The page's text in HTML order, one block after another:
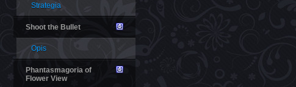
Strategia
Shoot the Bullet
Opis
Phantasmagoria of
Flower View